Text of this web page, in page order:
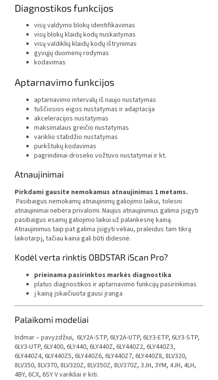
Diagnostikos funkcijos
visų valdymo blokų identifikavimas
visų blokų klaidų kodų nuskaitymas
visų valdiklių klaidų kodų ištrynimas
gyvųjų duomenų rodymas
kodavimas
Aptarnavimo funkcijos
aptarnavimo intervalų iš naujo nustatymas
tuščiosios eigos nustatymas ir adaptacija
akceleracijos nustatymas
maksimalaus greičio nustatymas
variklio stabdžio nustatymas
purkštukų kodavimas
pagrindiniai droselio vožtuvo nustatymai ir kt.
Atnaujinimai
Pirkdami gausite nemokamus atnaujinimus 1 metams.
Pasibaigus nemokamų atnaujinimų galiojimo laikui, tolesni
atnaujinimai nebėra privalomi. Naujus atnaujinimus galima įsigyti
pasibaigus esamų galiojimo laikui už palankesnę kainą.
Atnaujinimus taip pat galima įsigyti vėliau, praleidus tam tikrą
laikotarpį, tačiau kaina gali būti didesnė.
Kodėl verta rinktis OBDSTAR iScan Pro?
prieinama pasirinktos markės diagnostika
platus diagnostikos ir aptarnavimo funkcijų pasirinkimas
į kainą įskaičiuota gausi įranga
Palaikomi modeliai
Indmar – pavyzdžiui, 6LY2A-STP, 6LY2A-UTP, 6LY3-ETP, 6LY3-STP,
6LY3-UTP, 6LY400, 6LY440, 6LY440Z, 6LY440Z2, 6LY440Z3,
6LY440Z4, 6LY440Z5, 6LY440Z6, 6LY440Z7, 6LY440Z8, 8LV320,
8LV350, 8LV370, 8LV320Z, 8LV350Z, 8LV370Z, 3JH, 3YM, 4JH, 4LH,
4BY, 6CX, 6SY V varikliai ir kiti.